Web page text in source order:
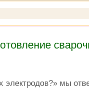
электродов?» мы